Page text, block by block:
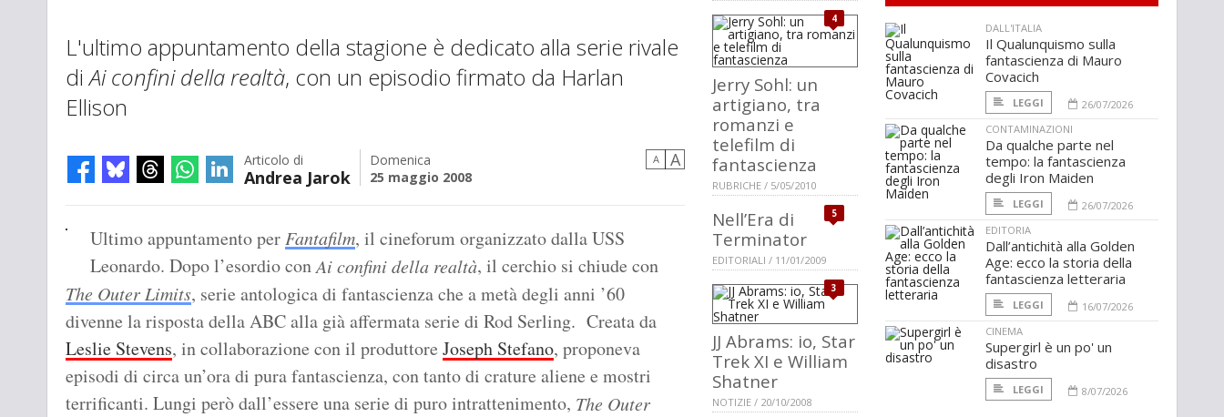
L'ultimo appuntamento della stagione è dedicato alla serie rivale
diAi confini della realtà, con un episodio firmato da Harlan
Ellison
Articolo di
Andrea Jarok
Domenica
25 maggio 2008
A A
Ultimo appuntamento perFantafilm, il cineforum organizzato dalla USS
Leonardo. Dopo l’esordio conAi confini della realtà, il cerchio si chiude con
The Outer Limits, serie antologica di fantascienza che a metà degli anni ’60
divenne la risposta della ABC alla già affermata serie di Rod Serling. Creata da
Leslie Stevens, in collaborazione con il produttore Joseph Stefano, proponeva
episodi di circa un’ora di pura fantascienza, con tanto di crature aliene e mostri
terrificanti. Lungi però dall’essere una serie di puro intrattenimento, The Outer
4
Jerry Sohl: un
artigiano, tra
romanzi e
telefilm di
fantascienza
RUBRICHE / 5/05/2010
5
Nell’Era di
Terminator
EDITORIALI / 11/01/2009
3
JJ Abrams: io, Star
Trek XI e William
Shatner
NOTIZIE / 20/10/2008
DALL'ITALIA
Il Qualunquismo sulla
fantascienza di Mauro
Covacich
LEGGI
26/07/2026
CONTAMINAZIONI
Da qualche parte nel
tempo: la fantascienza
degli Iron Maiden
LEGGI
26/07/2026
EDITORIA
Dall’antichità alla Golden
Age: ecco la storia della
fantascienza letteraria
LEGGI
16/07/2026
CINEMA
Supergirl è un po' un
disastro
LEGGI 8/07/2026